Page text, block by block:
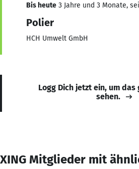
Bis heute 3 Jahre und 3 Monate,
Polier
HCH Umwelt GmbH
Logg Dich jetzt ein, um das
sehen.
XING Mitglieder mit